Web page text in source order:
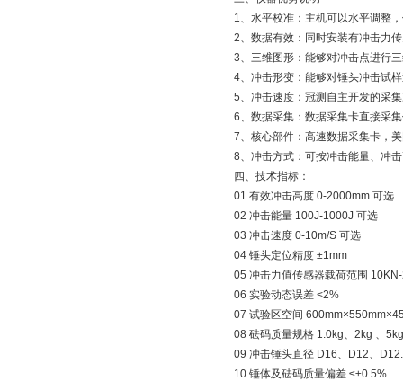
1、水平校准：主机可以水平调整
2、数据有效：同时安装有冲击力
3、三维图形：能够对冲击点进行
4、冲击形变：能够对锤头冲击试
5、冲击速度：冠测自主开发的采
6、数据采集：数据采集卡直接采
7、核心部件：高速数据采集卡，
8、冲击方式：可按冲击能量、冲
四、技术指标：
01 有效冲击高度 0-2000mm 可选
02 冲击能量 100J-1000J 可选
03 冲击速度 0-10m/S 可选
04 锤头定位精度 ±1mm
05 冲击力值传感器载荷范围
06 实验动态误差 <2%
07 试验区空间
08 砝码质量规格 1.0kg、2kg 、
09 冲击锤头直径 D16、D12、
10 锤体及砝码质量偏差 ≤±0.5%